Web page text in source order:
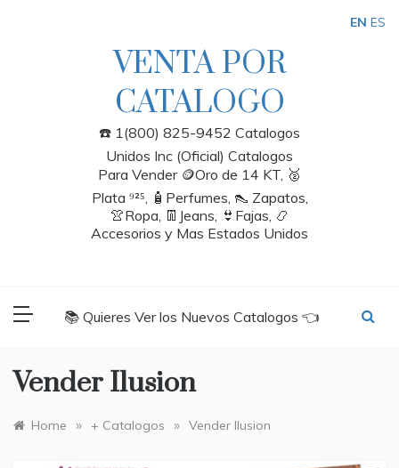
VENTA POR
CATALOGO
☎️ 1(800) 825-9452 Catalogos
Unidos Inc (Oficial) Catalogos
Para Vender 🪙Oro de 14 KT, 🥈
Plata ⁹²⁵, 🧴Perfumes, 👠 Zapatos,
👚Ropa, 👖Jeans, 👙Fajas, 📿
Accesorios y Mas Estados Unidos
📚 Quieres Ver los Nuevos Catalogos 👈
Vender Ilusion
Home » + Catalogos » Vender Ilusion
EN ES